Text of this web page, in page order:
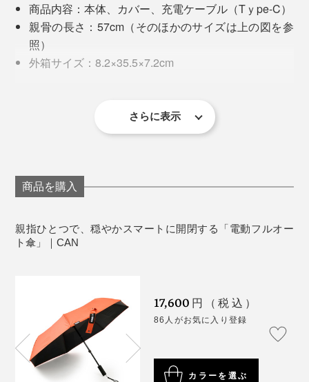
どのカラーも、ハンドルと傘の内側はブラックです。
お届けは、スタイリッシュな黒のボックス入りで、プレ
先”の人にも、喜んでもらえるはずです。
傘でこんなに盛り上がれること自体が画期的。晴雨兼用
なので、夏の間はほぼ毎日楽しめそうです。
商品内容：本体、カバー、充電ケーブル（Tｙpe-C）
親骨の長さ：57cm（そのほかのサイズは上の図を参
照）
外箱サイズ：8.2×35.5×7.2cm
素材：［生地］ポリエステル100％（裏黒ポリウレタ
ン樹脂コーティング） ［骨］アルミ、スチール、
回開閉）
防水性能IPX5
生産地：中国
さらに表示
商品を購入
親指ひとつで、穏やかスマートに開閉する「電動フルオー
ト傘」｜CAN
17,600 円（税込）
86人がお気に入り登録
カラーを選ぶ